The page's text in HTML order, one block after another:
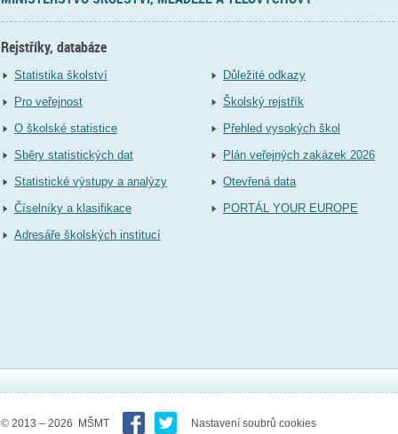
Rejstříky, databáze
Statistika školství
Pro veřejnost
O školské statistice
Sběry statistických dat
Statistické výstupy a analýzy
Číselníky a klasifikace
Adresáře školských institucí
Důležité odkazy
Školský rejstřík
Přehled vysokých škol
Plán veřejných zakázek 2026
Otevřená data
PORTÁL YOUR EUROPE
© 2013 – 2026 MŠMT Nastavení soubrů cookies